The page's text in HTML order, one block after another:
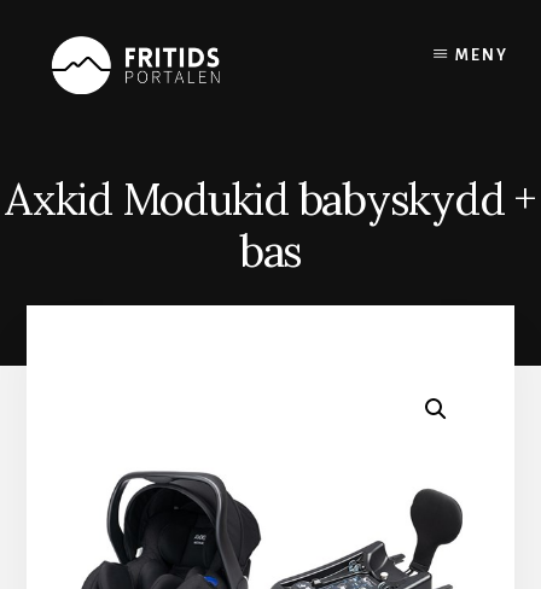
content
MENY
Axkid Modukid babyskydd +
bas